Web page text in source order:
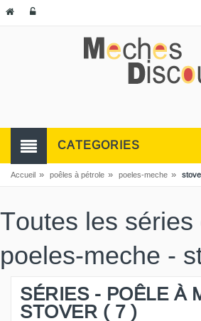
CATEGORIES
Accueil » poêles à pétrole » poeles-meche »
Toutes les séries
poeles-meche -
SÉRIES - POÊLE À
STOVER ( 7 )